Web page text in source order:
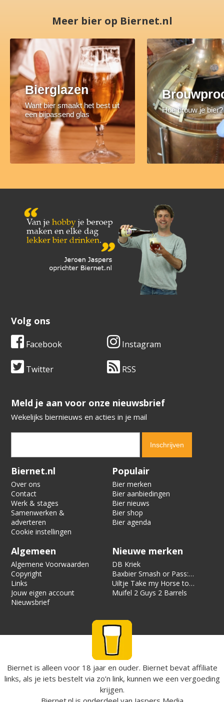
Meer bier op Biernet.nl
Bierglazen
Want bier smaakt het best uit
een bijpassend glas
Hoe brouw je bier?
Volg ons
Facebook Instagram
Twitter RSS
​​​​​​​Meld je aan voor onze nieuwsbrief
Wekelijks biernieuws en acties in je mail
Verification code:
Biernet.nl
Over ons
Contact
Werk & stages
Samenwerken &
adverteren
Cookie instellingen
Populair
Bier merken
Bier aanbiedingen
Bier nieuws
Bier shop
Bier agenda
Algemeen
Algemene Voorwaarden
Copyright
Links
Jouw eigen account
Nieuwsbrief
Nieuwe merken
DB Kriek
Baxbier Smash or Pass:
Strata
Uiltje Take my Horse to
the Hotel Room
Muifel 2 Guys 2 Barrels
Biernet is alleen voor 18 jaar en ouder. Biernet bevat affiliate
links, als je iets bestelt via zo’n link, kunnen we een vergoeding
krijgen.